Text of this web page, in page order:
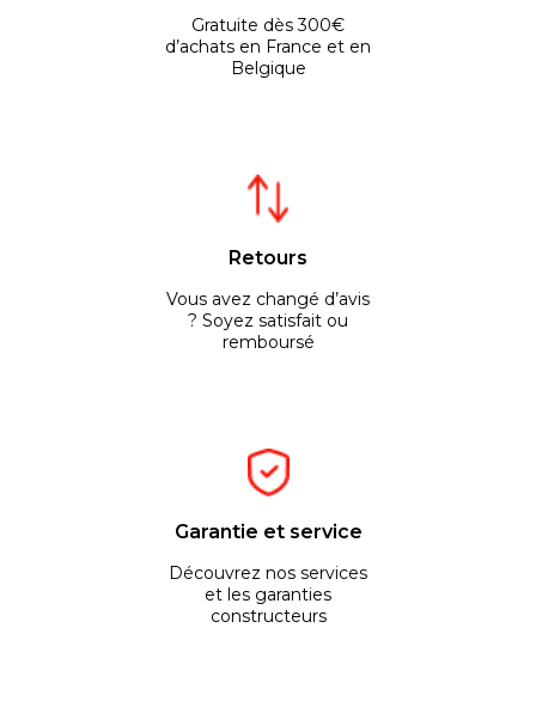
Gratuite dès 300€
d’achats en France et en
Belgique
Retours
Vous avez changé d’avis
? Soyez satisfait ou
remboursé
Garantie et service
Découvrez nos services
et les garanties
constructeurs